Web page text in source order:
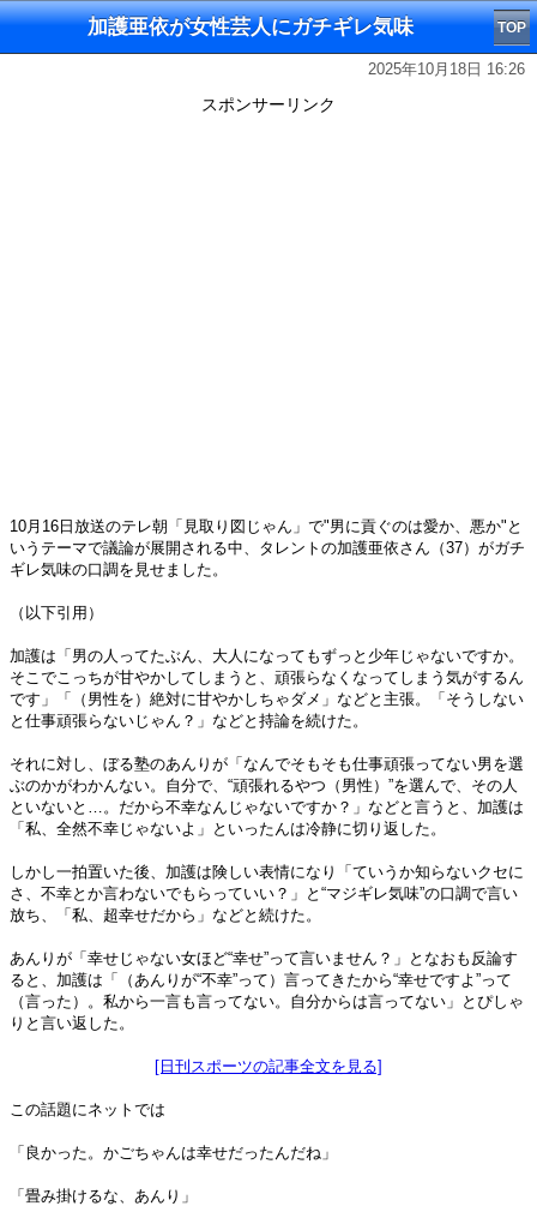
加護亜依が女性芸人にガチギレ気味 TOP
2025年10月18日 16:26
スポンサーリンク
10月16日放送のテレ朝「見取り図じゃん」で"男に貢ぐのは愛か、悪か"と
いうテーマで議論が展開される中、タレントの加護亜依さん（37）がガチ
ギレ気味の口調を見せました。
（以下引用）
加護は「男の人ってたぶん、大人になってもずっと少年じゃないですか。
そこでこっちが甘やかしてしまうと、頑張らなくなってしまう気がするん
です」「（男性を）絶対に甘やかしちゃダメ」などと主張。「そうしない
と仕事頑張らないじゃん？」などと持論を続けた。
それに対し、ぼる塾のあんりが「なんでそもそも仕事頑張ってない男を選
ぶのかがわかんない。自分で、“頑張れるやつ（男性）”を選んで、その人
といないと…。だから不幸なんじゃないですか？」などと言うと、加護は
「私、全然不幸じゃないよ」といったんは冷静に切り返した。
しかし一拍置いた後、加護は険しい表情になり「ていうか知らないクセに
さ、不幸とか言わないでもらっていい？」と“マジギレ気味”の口調で言い
放ち、「私、超幸せだから」などと続けた。
あんりが「幸せじゃない女ほど“幸せ”って言いません？」となおも反論す
ると、加護は「（あんりが“不幸”って）言ってきたから“幸せですよ”って
（言った）。私から一言も言ってない。自分からは言ってない」とぴしゃ
りと言い返した。
[日刊スポーツの記事全文を見る]
この話題にネットでは
「良かった。かごちゃんは幸せだったんだね」
「畳み掛けるな、あんり」